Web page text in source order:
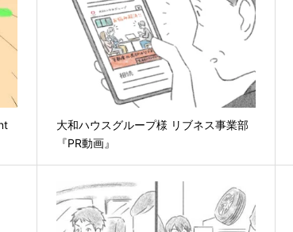
大和ハウスグループ様 リブネス事業部
『PR動画』